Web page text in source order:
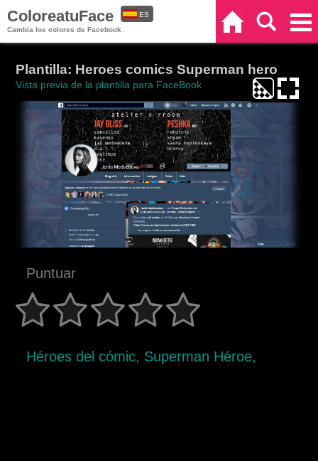
ColoreatuFace
Cambia los colores de Facebook
ES
Plantilla: Heroes comics Superman hero
Vista previa de la plantilla para FaceBook
Puntuar
Héroes del cómic, Superman Héroe,